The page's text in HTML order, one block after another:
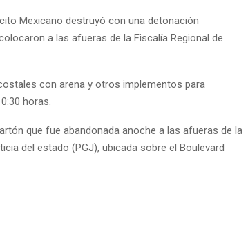
Mexicano destruyó con una detonación
a las afueras de la Fiscalía Regional de
con arena y otros implementos para
horas.
que fue abandonada anoche a las afueras de la
del estado (PGJ), ubicada sobre el Boulevard